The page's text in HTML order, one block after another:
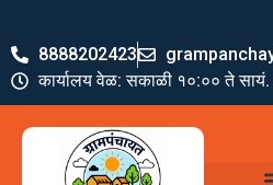
8888202423
कार्यालय वेळ: सकाळी १०:०० ते